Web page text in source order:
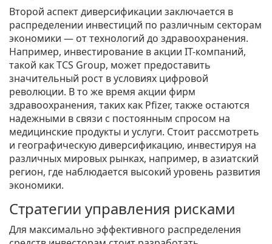
Второй аспект диверсификации заключается в
распределении инвестиций по различным секторам
экономики — от технологий до здравоохранения.
Например, инвестирование в акции IT-компаний,
такой как TCS Group, может предоставить
значительный рост в условиях цифровой
революции. В то же время акции фирм
здравоохранения, таких как Pfizer, также остаются
надежными в связи с постоянным спросом на
медицинские продукты и услуги. Стоит рассмотреть
и географическую диверсификацию, инвестируя на
различных мировых рынках, например, в азиатский
регион, где наблюдается высокий уровень развития
экономики.
Стратегии управления рисками
Для максимально эффективного распределения